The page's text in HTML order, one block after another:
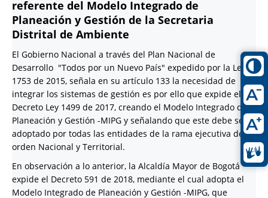
referente del Modelo Integrado de
Planeación y Gestión de la Secretaria
Distrital de Ambiente
El Gobierno Nacional a través del Plan Nacional de
Desarrollo "Todos por un Nuevo País" expedido por la Ley
1753 de 2015, señala en su artículo 133 la necesidad de
integrar los sistemas de gestión es por ello que expide el
Decreto Ley 1499 de 2017, creando el Modelo Integrado de
Planeación y Gestión -MIPG y señalando que este debe ser
adoptado por todas las entidades de la rama ejecutiva del
orden Nacional y Territorial.
En observación a lo anterior, la Alcaldía Mayor de Bogotá
expide el Decreto 591 de 2018, mediante el cual adopta el
Modelo Integrado de Planeación y Gestión -MIPG, que